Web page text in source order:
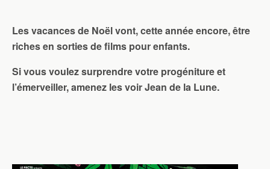
Les vacances de Noël vont, cette année encore, être
riches en sorties de films pour enfants.
Si vous voulez surprendre votre progéniture et
l’émerveiller, amenez les voir Jean de la Lune.